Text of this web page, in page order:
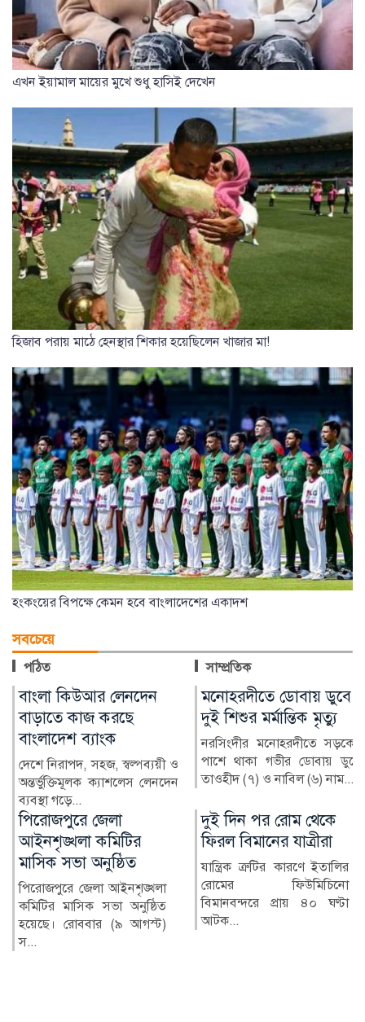
এখন ইয়ামাল মায়ের মুখে শুধু হাসিই দেখেন
হিজাব পরায় মাঠে হেনস্থার শিকার হয়েছিলেন খাজার মা!
হংকংয়ের বিপক্ষে কেমন হবে বাংলাদেশের একাদশ
সবচেয়ে
পঠিত সাম্প্রতিক
ও
মনোহরদীতে ডোবায় ডুবে
দুই শিশুর মর্মান্তিক মৃত্যু
নরসিংদীর মনোহরদীতে সড়কের
পাশে থাকা গভীর ডোবায় ডুবে
তাওহীদ (৭) ও নাবিল (৬) নাম...
অনলাইন জুয়ায়
বিদেশে পাচার শত শত
কোটি টাকা
মুঠোফোনে কয়েকটি
অল্প সময়েই দ্বিগুণ-তিনগুণ
দুই দিন পর রোম থেকে
ফিরল বিমানের যাত্রীরা
যান্ত্রিক ত্রুটির কারণে ইতালির
রোমের ফিউমিচিনো
বিমানবন্দরে প্রায় ৪০ ঘণ্টা
আটক...
১১ দলীয় জোটের
রাষ্ট্রপতি প্রার্থী
রাষ্ট্রপতি নির্বাচনে
প্রার্থী চূড়ান্ত করেছে ১১
জোট। রোববার (৯ আগ...